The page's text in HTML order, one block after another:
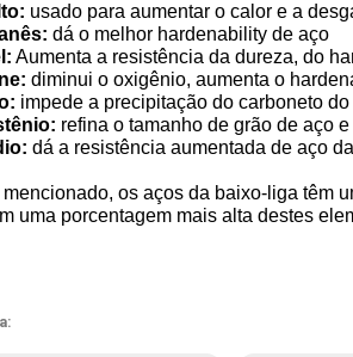
usado para aumentar o calor e a
dá o melhor hardenability de aço
Aumenta a resistência da dureza, do
diminui o oxigênio, aumenta o
impede a precipitação do carboneto
refina o tamanho de grão de aço
dá a resistência aumentada de aço
os aços da baixo-liga têm
uma porcentagem mais alta destes